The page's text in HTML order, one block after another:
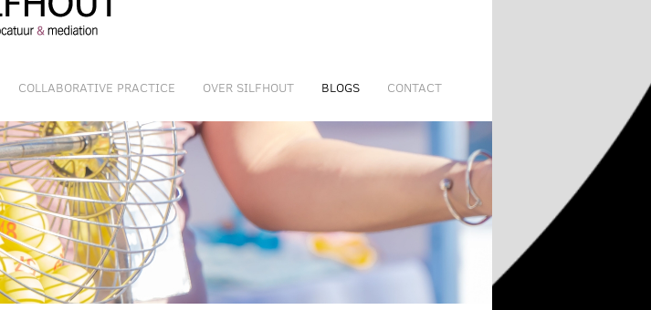
COLLABORATIVE PRACTICE OVER SILFHOUT BLOGS CONTACT